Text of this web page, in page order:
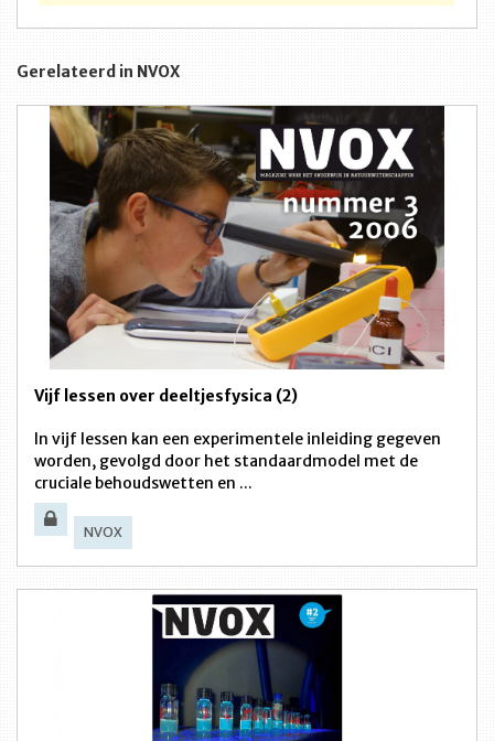
Gerelateerd in NVOX
Vijf lessen over deeltjesfysica (2)
In vijf lessen kan een experimentele inleiding gegeven
worden, gevolgd door het standaardmodel met de
cruciale behoudswetten en ...
NVOX